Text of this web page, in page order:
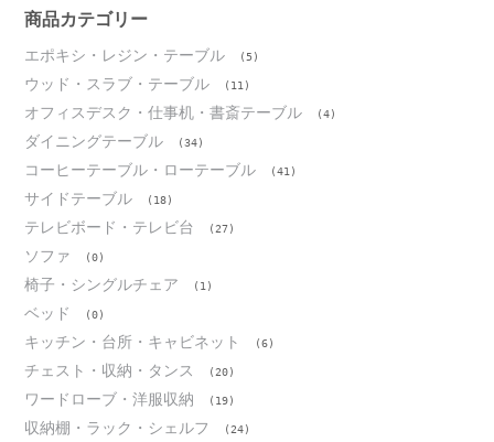
ブ
商品カテゴリー
エポキシ・レジン・テーブル (5)
ウッド・スラブ・テーブル (11)
オフィスデスク・仕事机・書斎テーブル (4)
ダイニングテーブル (34)
コーヒーテーブル・ローテーブル (41)
サイドテーブル (18)
テレビボード・テレビ台 (27)
ソファ (0)
椅子・シングルチェア (1)
ベッド (0)
キッチン・台所・キャビネット (6)
チェスト・収納・タンス (20)
ワードローブ・洋服収納 (19)
収納棚・ラック・シェルフ (24)